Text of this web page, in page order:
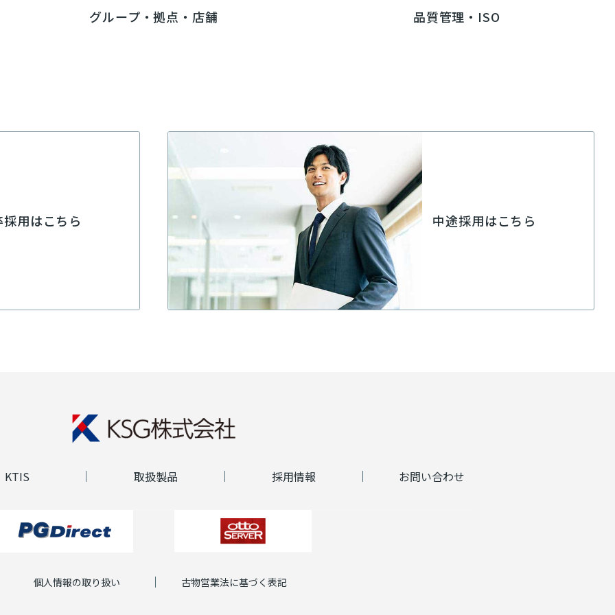
グループ・拠点・店舗 品質管理・ISO
用はこちら 中途採用はこちら
KTIS 取扱製品 採用情報 お問い合わせ
個人情報の取り扱い 古物営業法に基づく表記